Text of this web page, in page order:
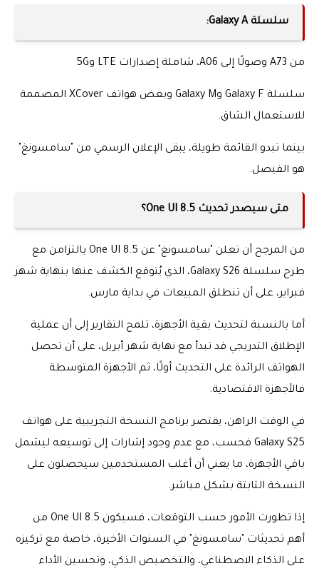
سلسلة Galaxy A:
من A73 وصولًا إلى A06، شاملة إصدارات LTE و5G
سلسلة Galaxy F وGalaxy M وبعض هواتف XCover المصممة
للاستعمال الشاق.
بينما تبدو القائمة طويلة، يبقى الإعلان الرسمي من "سامسونغ"
هو الفيصل.
متى سيصدر تحديث One UI 8.5؟
من المرجح أن تعلن "سامسونغ" عن One UI 8.5 بالتزامن مع
طرح سلسلة Galaxy S26، الذي يُتوقع الكشف عنها بنهاية شهر
فبراير، على أن تنطلق المبيعات في بداية مارس.
أما بالنسبة لتحديث بقية الأجهزة، تلمح التقارير إلى أن عملية
الإطلاق التدريجي قد تبدأ مع نهاية شهر أبريل، على أن تحصل
الهواتف الرائدة على التحديث أولًا، ثم الأجهزة المتوسطة
فالأجهزة الاقتصادية.
في الوقت الراهن، يقتصر برنامج النسخة التجريبية على هواتف
Galaxy S25 فحسب، مع عدم وجود إشارات إلى توسيعه ليشمل
باقي الأجهزة، ما يعني أن أغلب المستخدمين سيحصلون على
النسخة الثابتة بشكل مباشر.
إذا تطورت الأمور حسب التوقعات، فسيكون One UI 8.5 من
أهم تحديثات "سامسونغ" في السنوات الأخيرة، خاصة مع تركيزه
على الذكاء الاصطناعي، والتخصيص الذكي، وتحسين الأداء